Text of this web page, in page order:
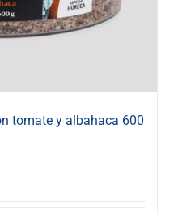
tomate y albahaca 600